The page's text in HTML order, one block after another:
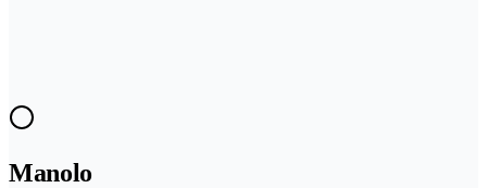
Manolo